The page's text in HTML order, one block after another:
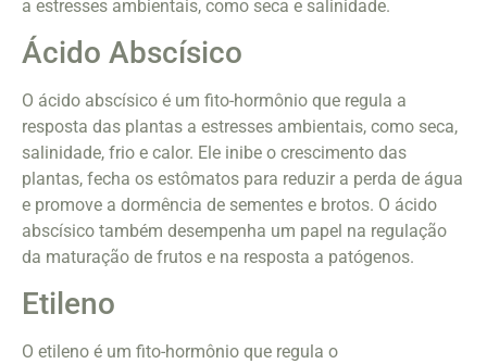
a estresses ambientais, como seca e salinidade.
Ácido Abscísico
O ácido abscísico é um fito-hormônio que regula a
resposta das plantas a estresses ambientais, como seca,
salinidade, frio e calor. Ele inibe o crescimento das
plantas, fecha os estômatos para reduzir a perda de água
e promove a dormência de sementes e brotos. O ácido
abscísico também desempenha um papel na regulação
da maturação de frutos e na resposta a patógenos.
Etileno
O etileno é um fito-hormônio que regula o